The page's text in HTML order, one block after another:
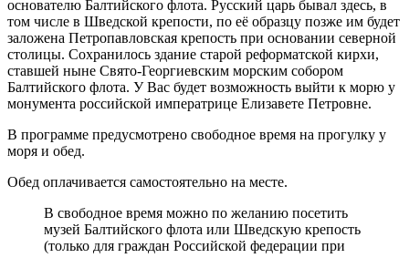
основателю Балтийского флота. Русский царь бывал здесь, в
том числе в Шведской крепости, по её образцу позже им будет
заложена Петропавловская крепость при основании северной
столицы. Сохранилось здание старой реформатской кирхи,
ставшей ныне Свято-Георгиевским морским собором
Балтийского флота. У Вас будет возможность выйти к морю у
монумента российской императрице Елизавете Петровне.
В программе предусмотрено свободное время на прогулку у
моря и обед.
Обед оплачивается самостоятельно на месте.
В свободное время можно по желанию посетить
музей Балтийского флота или Шведскую крепость
(только для граждан Российской федерации при